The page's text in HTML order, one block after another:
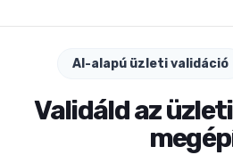
AI-alapú üzleti validáció
Validáld az